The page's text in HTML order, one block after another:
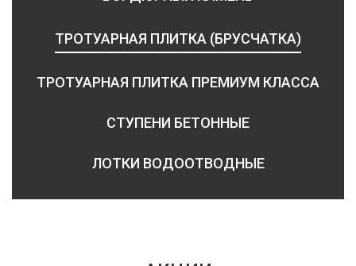
ТРОТУАРНАЯ ПЛИТКА (БРУСЧАТКА)
ТРОТУАРНАЯ ПЛИТКА ПРЕМИУМ КЛАССА
СТУПЕНИ БЕТОННЫЕ
ЛОТКИ ВОДООТВОДНЫЕ